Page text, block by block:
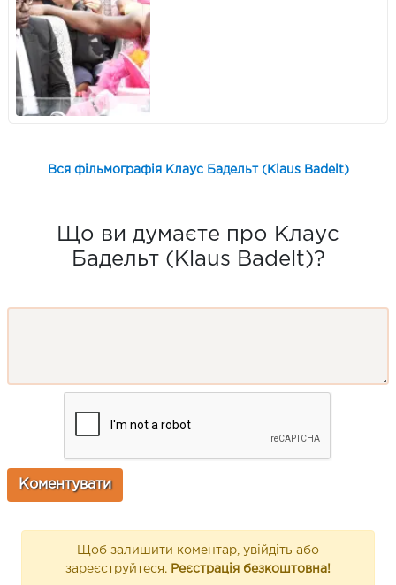
Вся фільмографія Клаус Бадельт (Klaus Badelt)
Що ви думаєте про Клаус
Бадельт (Klaus Badelt)?
Щоб залишити коментар, увійдіть або
зареєструйтеся. Реєстрація безкоштовна!